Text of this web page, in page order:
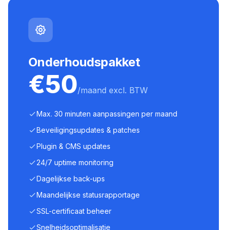
Onderhoudspakket
€50/maand excl. BTW
Max. 30 minuten aanpassingen per maand
Beveiligingsupdates & patches
Plugin & CMS updates
24/7 uptime monitoring
Dagelijkse back-ups
Maandelijkse statusrapportage
SSL-certificaat beheer
Snelheidsoptimalisatie